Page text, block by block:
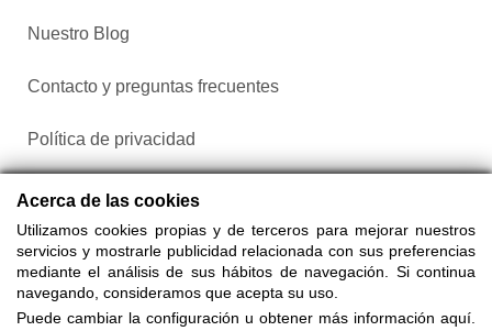
Nuestro Blog
Contacto y preguntas frecuentes
Política de privacidad
Configurar cookies
Acerca de las cookies
Utilizamos cookies propias y de terceros para mejorar nuestros
servicios y mostrarle publicidad relacionada con sus preferencias
mediante el análisis de sus hábitos de navegación. Si continua
navegando, consideramos que acepta su uso.
Puede cambiar la configuración u obtener más información aquí.